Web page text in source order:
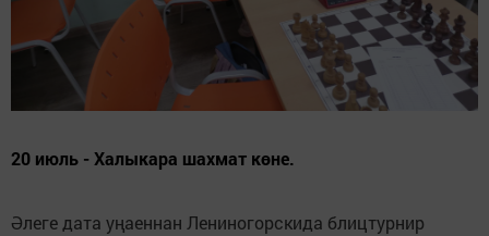
20 июль - Халыкара шахмат көне.
Әлеге дата уңаеннан Лениногорскида блицтурнир